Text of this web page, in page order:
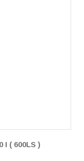
I ( 600LS )